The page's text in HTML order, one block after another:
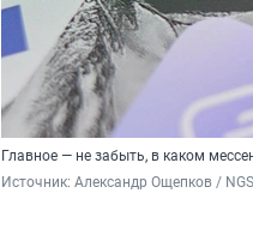
Главное — не забыть, в каком
Источник: Александр Ощепков /